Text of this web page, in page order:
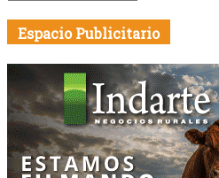
Fecha
Espacio Publicitario